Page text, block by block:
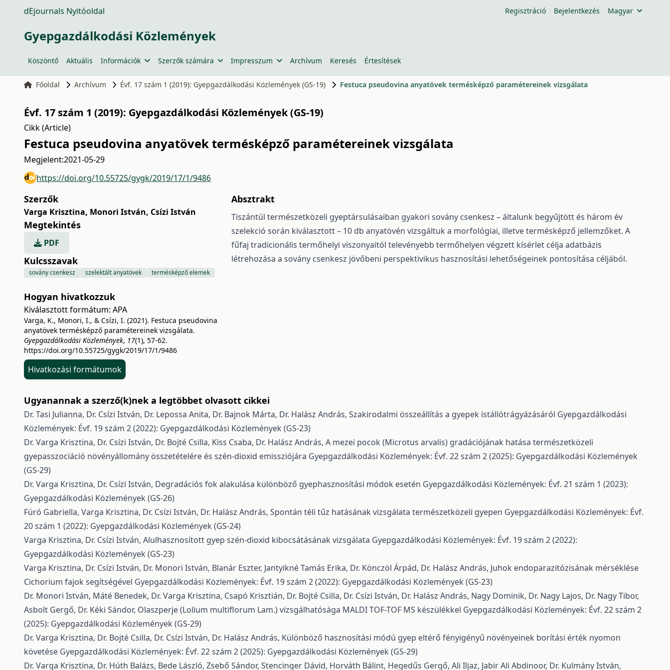
dEjournals Nyitóoldal Regisztráció Bejelentkezés Magyar
Gyepgazdálkodási Közlemények
Köszöntő Aktuális Információk Szerzők számára Impresszum Archívum Keresés Értesítések
Főoldal Archívum Évf. 17 szám 1 (2019): Gyepgazdálkodási Közlemények (GS-19) Festuca pseudovina anyatövek termésképző paramétereinek vizsgálata
Évf. 17 szám 1 (2019): Gyepgazdálkodási Közlemények (GS-19)
Cikk (Article)
Festuca pseudovina anyatövek termésképző paramétereinek vizsgálata
Megjelent:2021-05-29
https://doi.org/10.55725/gygk/2019/17/1/9486
Szerzők
Varga Krisztina, Monori István, Csízi István
Megtekintés
PDF
Kulcsszavak
sovány csenkesz szelektált anyatövek termésképző elemek
Hogyan hivatkozzuk
Kiválasztott formátum: APA
Varga, K., Monori, I., & Csízi, I. (2021). Festuca pseudovina
anyatövek termésképző paramétereinek vizsgálata.
Gyepgazdálkodási Közlemények, 17(1), 57-62.
https://doi.org/10.55725/gygk/2019/17/1/9486
Hivatkozási formátumok
Absztrakt
Tiszántúl természetközeli gyeptársulásaiban gyakori sovány csenkesz – általunk begyűjtött és három év
szelekció során kiválasztott – 10 db anyatövén vizsgáltuk a morfológiai, illetve termésképző jellemzőket. A
fűfaj tradicionális termőhelyi viszonyaitól televényebb termőhelyen végzett kísérlet célja adatbázis
létrehozása a sovány csenkesz jövőbeni perspektivikus hasznosítási lehetőségeinek pontosítása céljából.
Ugyanannak a szerző(k)nek a legtöbbet olvasott cikkei
Dr. Tasi Julianna, Dr. Csízi István, Dr. Lepossa Anita, Dr. Bajnok Márta, Dr. Halász András, Szakirodalmi összeállítás a gyepek istállótrágyázásáról Gyepgazdálkodási
Közlemények: Évf. 19 szám 2 (2022): Gyepgazdálkodási Közlemények (GS-23)
Dr. Varga Krisztina, Dr. Csízi István, Dr. Bojté Csilla, Kiss Csaba, Dr. Halász András, A mezei pocok (Microtus arvalis) gradációjának hatása természetközeli
gyepasszociáció növényállomány összetételére és szén-dioxid emissziójára Gyepgazdálkodási Közlemények: Évf. 22 szám 2 (2025): Gyepgazdálkodási Közlemények
(GS-29)
Dr. Varga Krisztina, Dr. Csízi István, Degradációs fok alakulása különböző gyephasznosítási módok esetén Gyepgazdálkodási Közlemények: Évf. 21 szám 1 (2023):
Gyepgazdálkodási Közlemények (GS-26)
Fúró Gabriella, Varga Krisztina, Dr. Csízi István, Dr. Halász András, Spontán téli tűz hatásának vizsgálata természetközeli gyepen Gyepgazdálkodási Közlemények: Évf.
20 szám 1 (2022): Gyepgazdálkodási Közlemények (GS-24)
Varga Krisztina, Dr. Csízi István, Alulhasznosított gyep szén-dioxid kibocsátásának vizsgálata Gyepgazdálkodási Közlemények: Évf. 19 szám 2 (2022):
Gyepgazdálkodási Közlemények (GS-23)
Varga Krisztina, Dr. Csízi István, Dr. Monori István, Blanár Eszter, Jantyikné Tamás Erika, Dr. Könczöl Árpád, Dr. Halász András, Juhok endoparazitózisának mérséklése
Cichorium fajok segítségével Gyepgazdálkodási Közlemények: Évf. 19 szám 2 (2022): Gyepgazdálkodási Közlemények (GS-23)
Dr. Monori István, Máté Benedek, Dr. Varga Krisztina, Csapó Krisztián, Dr. Bojté Csilla, Dr. Csízi István, Dr. Halász András, Nagy Dominik, Dr. Nagy Lajos, Dr. Nagy Tibor,
Asbolt Gergő, Dr. Kéki Sándor, Olaszperje (Lolium multiflorum Lam.) vizsgálhatósága MALDI TOF-TOF MS készülékkel Gyepgazdálkodási Közlemények: Évf. 22 szám 2
(2025): Gyepgazdálkodási Közlemények (GS-29)
Dr. Varga Krisztina, Dr. Bojté Csilla, Dr. Csízi István, Dr. Halász András, Különböző hasznosítási módú gyep eltérő fényigényű növényeinek borítási érték nyomon
követése Gyepgazdálkodási Közlemények: Évf. 22 szám 2 (2025): Gyepgazdálkodási Közlemények (GS-29)
Dr. Varga Krisztina, Dr. Húth Balázs, Bede László, Zsebő Sándor, Stencinger Dávid, Horváth Bálint, Hegedűs Gergő, Ali Iljaz, Jabir Ali Abdinoor, Dr. Kulmány István,